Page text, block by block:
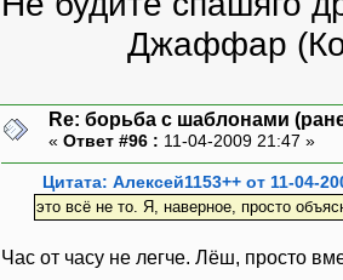
Джаффар
Re: борьба с шаблонами
« Ответ #96 : 11-04-2009 21:47 »
Цитата: Алексей1153++ от 11-04-
это всё не то. Я, наверное, просто
Час от часу не легче. Лёш, просто